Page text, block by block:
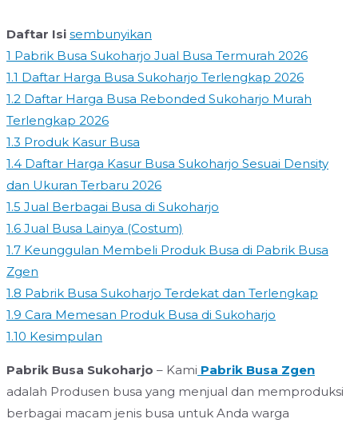
Daftar Isi sembunyikan
1 Pabrik Busa Sukoharjo Jual Busa Termurah 2026
1.1 Daftar Harga Busa Sukoharjo Terlengkap 2026
1.2 Daftar Harga Busa Rebonded Sukoharjo Murah
Terlengkap 2026
1.3 Produk Kasur Busa
1.4 Daftar Harga Kasur Busa Sukoharjo Sesuai Density
dan Ukuran Terbaru 2026
1.5 Jual Berbagai Busa di Sukoharjo
1.6 Jual Busa Lainya (Costum)
1.7 Keunggulan Membeli Produk Busa di Pabrik Busa
Zgen
1.8 Pabrik Busa Sukoharjo Terdekat dan Terlengkap
1.9 Cara Memesan Produk Busa di Sukoharjo
1.10 Kesimpulan
Pabrik Busa Sukoharjo – Kami Pabrik Busa Zgen
adalah Produsen busa yang menjual dan memproduksi
berbagai macam jenis busa untuk Anda warga